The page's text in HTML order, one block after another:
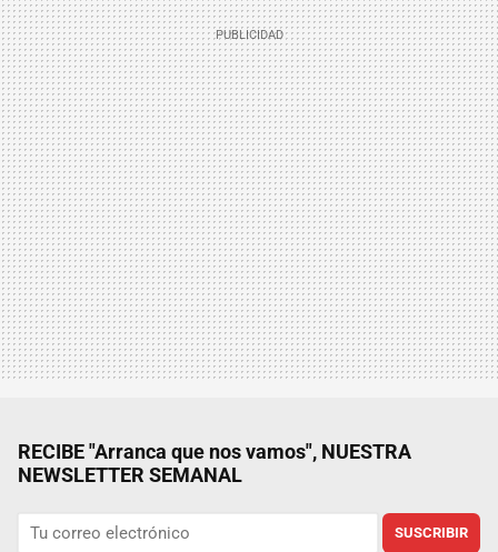
RECIBE "Arranca que nos vamos", NUESTRA
NEWSLETTER SEMANAL
SUSCRIBIR